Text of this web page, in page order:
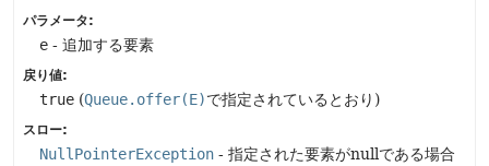
パラメータ:
e - 追加する要素
戻り値:
true (Queue.offer(E)で指定されているとおり)
スロー:
NullPointerException - 指定された要素がnullである場合